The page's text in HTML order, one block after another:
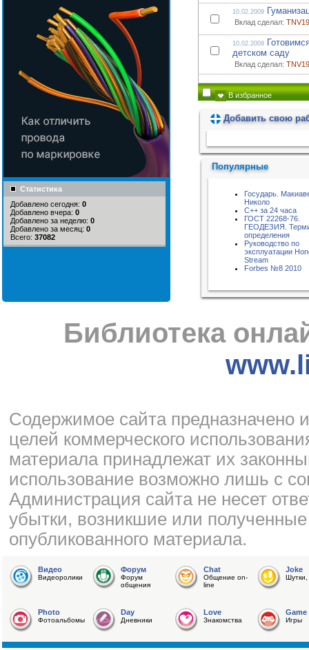
Статистика
Добавлено сегодня: 0
Добавлено вчера: 0
Добавлено за неделю: 0
Добавлено за месяц: 0
Всего: 37082
10.02.2009
Вклад сделал:
10.02.2009
детском саду
Вклад сделал:
В избранное
Добавить свою
Популярные
Государь.
Николо
C++ за 24 часа
ГОСТ 22268-76.
ГЕОДЕЗИЯ.
определения
Руководство по
эксплуатации
Stream
Forbes №8 2010
Библиотека
Cодержимое сайта предназначено
целей коммерческого
материала принадлежат их
использование возможно лишь с
Администрация сайта не несет
убытки, возникшие или
опубликованного материала.
Видео
Видеоролики
Форум
Форум
общения
Chat
Общение on-
line
Joke
Photo
Фотоальбомы
Day
Дневники
Love
Знакомства
Game
Игры